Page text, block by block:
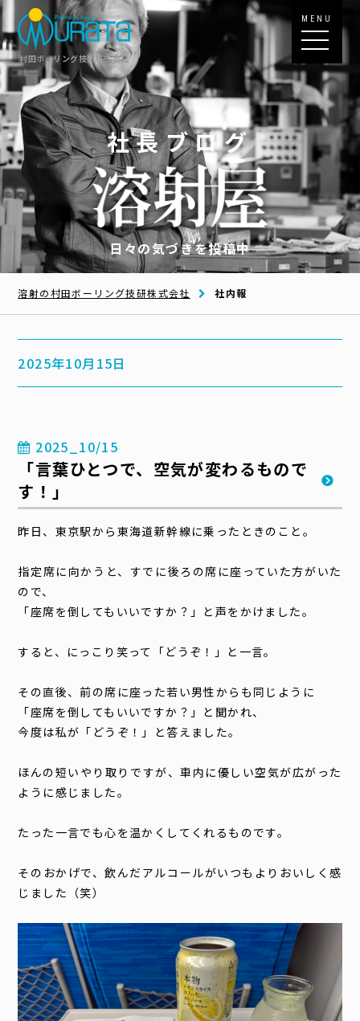
村田ボーリング技研株式会社
MENU
社長ブログ
日々の気づきを投稿中
溶射の村田ボーリング技研株式会社 社内報
2025年10月15日
2025_10/15
「言葉ひとつで、空気が変わるもので
す！」
昨日、東京駅から東海道新幹線に乗ったときのこと。
指定席に向かうと、すでに後ろの席に座っていた方がいた
ので、
「座席を倒してもいいですか？」と声をかけました。
すると、にっこり笑って「どうぞ！」と一言。
その直後、前の席に座った若い男性からも同じように
「座席を倒してもいいですか？」と聞かれ、
今度は私が「どうぞ！」と答えました。
ほんの短いやり取りですが、車内に優しい空気が広がった
ように感じました。
たった一言でも心を温かくしてくれるものです。
そのおかげで、飲んだアルコールがいつもよりおいしく感
じました（笑）